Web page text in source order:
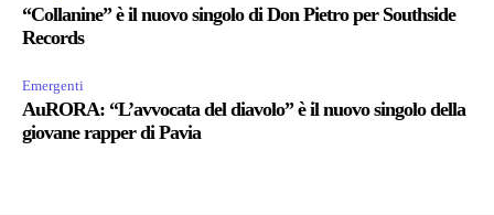
“Collanine” è il nuovo singolo di Don Pietro per Southside
Records
Emergenti
AuRORA: “L’avvocata del diavolo” è il nuovo singolo della
giovane rapper di Pavia